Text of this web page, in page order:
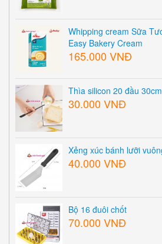
Whipping cream Sữa
Easy Bakery Cream
165.000 VNĐ
Thìa silicon 20 đầu 30cm
30.000 VNĐ
Xẻng xúc bánh lưỡi
40.000 VNĐ
Bộ 16 đuôi chốt
70.000 VNĐ